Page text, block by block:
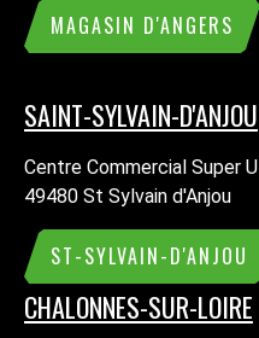
MAGASIN D'ANGERS
SAINT-SYLVAIN-D'ANJOU
Centre Commercial Super U
49480 St Sylvain d'Anjou
ST-SYLVAIN-D'ANJOU
CHALONNES-SUR-LOIRE